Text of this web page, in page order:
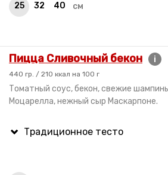
25 32 40 см
Пицца Сливочный бекон i
440 гр. / 210 ккал на 100 г
Томатный соус, бекон, свежие
Моцарелла, нежный сыр Маскарпоне.